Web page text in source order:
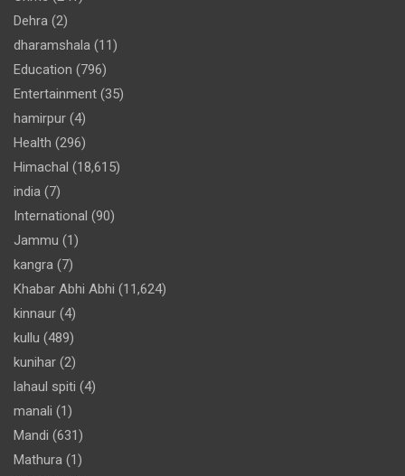
Dehra (2)
dharamshala (11)
Education (796)
Entertainment (35)
hamirpur (4)
Health (296)
Himachal (18,615)
india (7)
International (90)
Jammu (1)
kangra (7)
Khabar Abhi Abhi (11,624)
kinnaur (4)
kullu (489)
kunihar (2)
lahaul spiti (4)
manali (1)
Mandi (631)
Mathura (1)